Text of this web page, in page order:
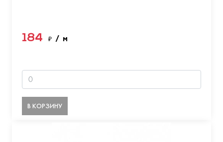
184 ₽ / м
В КОРЗИНУ